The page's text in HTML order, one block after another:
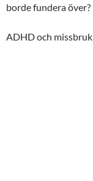
borde fundera över?
ADHD och missbruk